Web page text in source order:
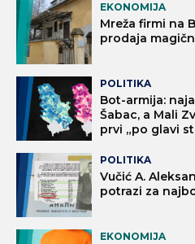
EKONOMIJA
Mreža firmi na
prodaja
POLITIKA
Bot-armija:
Šabac, a Mali
prvi „po glavi
POLITIKA
Vučić A.
potrazi za
EKONOMIJA